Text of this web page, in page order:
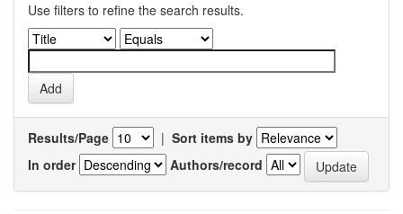
Use filters to refine the search results.
Results/Page | Sort items by
In order
Authors/record